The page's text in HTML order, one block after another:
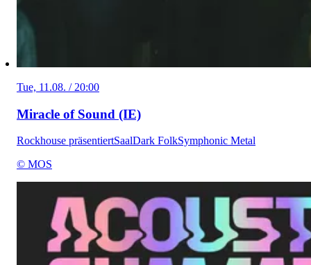
Tue, 11.08. / 20:00
Miracle of Sound (IE)
Rockhouse präsentiertSaalDark FolkSymphonic Metal
© MOS